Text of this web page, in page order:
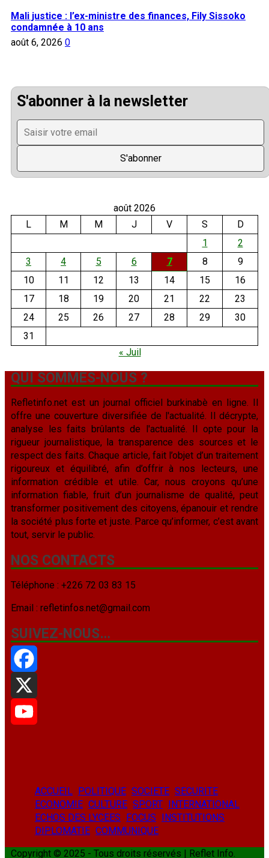
Mali justice : l’ex-ministre des finances, Fily Sissoko
condamnée à 10 ans
août 6, 2026 0
S'abonner à la newsletter
août 2026
L
M M J V S
D
1
2
3
4 5 6 7 8
9
10
11 12 13 14 15
16
17
18 19 20 21 22
23
24
25 26 27 28 29
30
31
« Juil
QUI SOMMES-NOUS ?
Refletinfo.net est un journal officiel burkinabè en ligne. Il
offre une couverture diversifiée de l'actualité. Il décrypte,
analyse les faits brûlants de l'actualité. Il opte pour la
rigueur journalistique, la transparence des sources et le
respect des faits. Chaque article, fait l’objet d’un traitement
rigoureux et équilibré, afin d’offrir à nos lecteurs, une
information crédible et utile. Car, nous croyons qu’une
information fiable, fruit d’un journalisme de qualité, peut
transformer positivement des citoyens, épanouir et rendre
la société plus forte et juste. Parce qu’informer, c’est avant
tout, servir le public.
NOS CONTACTS
Téléphone : +226 72 03 83 15
Email : refletinfos.net@gmail.com
SUIVEZ-NOUS…
Facebook
X
ACCUEIL POLITIQUE SOCIETE SECURITE
ECONOMIE CULTURE SPORT INTERNATIONAL
ECHOS DES LYCEES FOCUS INSTITUTIONS
DIPLOMATIE COMMUNIQUE
Copyright © 2025 - Tous droits réservés | Reflet Info.